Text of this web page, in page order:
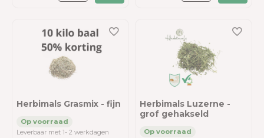
Herbimals Grasmix - fijn
Leverbaar met 1- 2 werkdagen
Herbimals Luzerne -
grof gehakseld